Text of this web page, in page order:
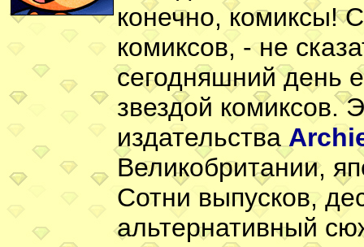
конечно, комиксы!
комиксов, - не
сегодняшний день
звездой комиксов.
издательства
Великобритании,
Сотни выпусков,
альтернативный